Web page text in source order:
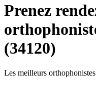
Prenez
(34120)
Les meilleurs